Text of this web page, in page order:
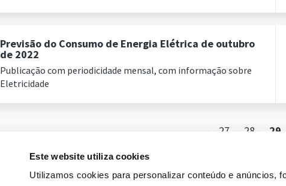
Este website utiliza cookies
Utilizamos cookies para personalizar conteúdo e anúncios,
Previsão do Consumo de Energia Elétrica de outubro
de 2022
Publicação com periodicidade mensal, com informação sobre
Eletricidade
27 28 29